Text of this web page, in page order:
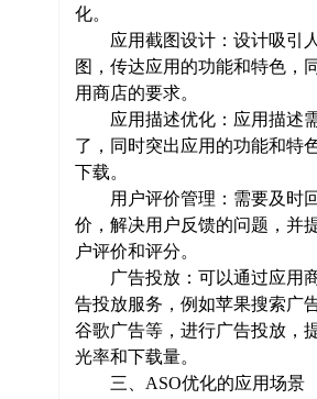
化。
应用截图设计：设计吸引
图，传达应用的功能和特色，
用商店的要求。
应用描述优化：应用描述
了，同时突出应用的功能和特
下载。
用户评价管理：需要及时
价，解决用户反馈的问题，并
户评价和评分。
广告投放：可以通过应用
告投放服务，例如苹果搜索广
谷歌广告等，进行广告投放，
光率和下载量。
三、ASO优化的应用场景